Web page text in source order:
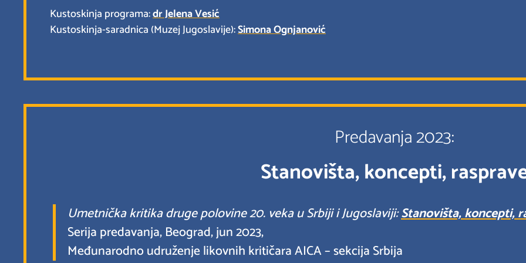
Kustoskinja programa:dr Jelena Vesić
Kustoskinja-saradnica (Muzej Jugoslavije):Simona Ognjanović
Predavanja 2023:
Stanovišta, koncepti,
Umetnička kritika druge polovine 20. veka u Srbiji i Jugoslaviji:Stanovišta, koncepti,
Serija predavanja, Beograd, jun 2023,
Međunarodno udruženje likovnih kritičara AICA – sekcija Srbija